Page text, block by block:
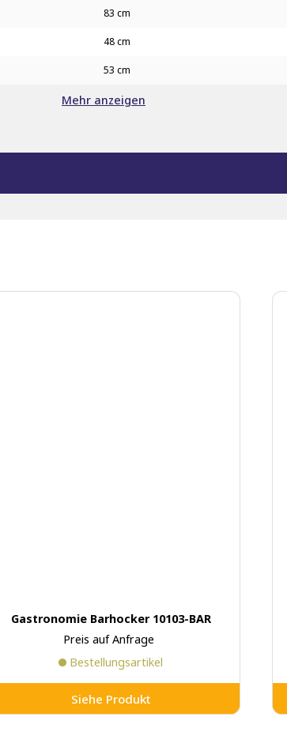
83 cm
48 cm
53 cm
Mehr anzeigen
Gastronomie Barhocker 10103-BAR
Preis auf Anfrage
Bestellungsartikel
Siehe Produkt